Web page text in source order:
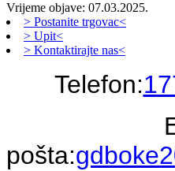
Vrijeme objave: 07.03.2025.
> Postanite trgovac<
> Upit<
> Kontaktirajte nas<
Telefon:
pošta: